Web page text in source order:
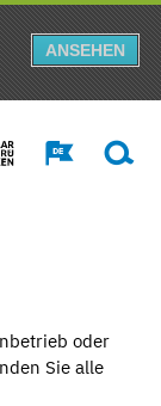
ANSEHEN
oder
Sie alle